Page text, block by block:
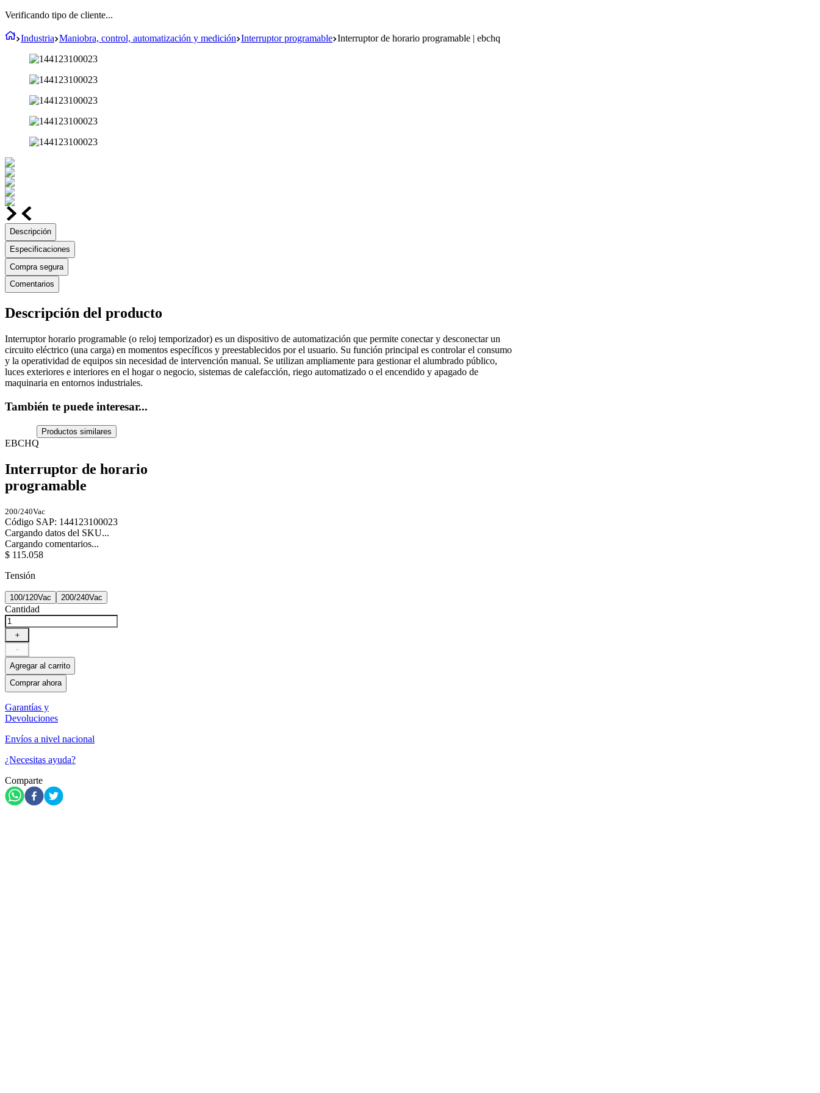
Verificando tipo de cliente...
Industria Maniobra, control, automatización y medición Interruptor programable Interruptor de horario programable | ebchq
Descripción
Especificaciones
Compra segura
Comentarios
Descripción del producto
Interruptor horario programable (o reloj temporizador) es un dispositivo de automatización que permite conectar y desconectar un
circuito eléctrico (una carga) en momentos específicos y preestablecidos por el usuario. Su función principal es controlar el consumo
y la operatividad de equipos sin necesidad de intervención manual. Se utilizan ampliamente para gestionar el alumbrado público,
luces exteriores e interiores en el hogar o negocio, sistemas de calefacción, riego automatizado o el encendido y apagado de
maquinaria en entornos industriales.
También te puede interesar...
Productos similares
EBCHQ
Interruptor de horario
programable
200/240Vac
Código SAP: 144123100023
Cargando datos del SKU...
Cargando comentarios...
$ 115.058
Tensión
100/120Vac 200/240Vac
Cantidad
＋
－
Agregar al carrito
Comprar ahora
Garantías y
Devoluciones
Envíos a nivel nacional
¿Necesitas ayuda?
Comparte